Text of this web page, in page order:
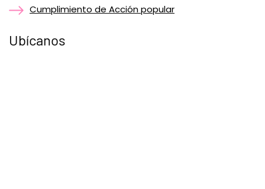
Cumplimiento de Acción popular
Ubícanos